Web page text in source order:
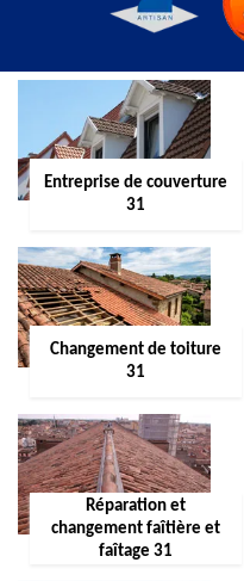
Entreprise de couverture
31
Changement de toiture
31
Réparation et
changement faîtière et
faîtage 31